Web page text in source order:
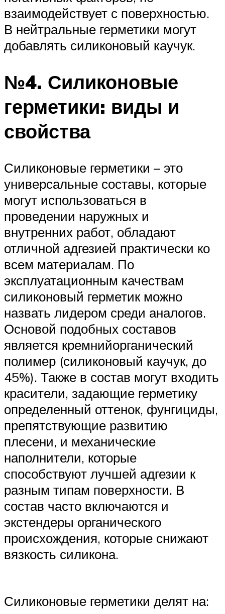
взаимодействует с поверхностью.
В нейтральные герметики могут
добавлять силиконовый каучук.
№4. Силиконовые
герметики: виды и
свойства
Силиконовые герметики – это
универсальные составы, которые
могут использоваться в
проведении наружных и
внутренних работ, обладают
отличной адгезией практически ко
всем материалам. По
эксплуатационным качествам
силиконовый герметик можно
назвать лидером среди аналогов.
Основой подобных составов
является кремнийорганический
полимер (силиконовый каучук, до
45%). Также в состав могут входить
красители, задающие герметику
определенный оттенок, фунгициды,
препятствующие развитию
плесени, и механические
наполнители, которые
способствуют лучшей адгезии к
разным типам поверхности. В
состав часто включаются и
экстендеры органического
происхождения, которые снижают
вязкость силикона.
Силиконовые герметики делят на: